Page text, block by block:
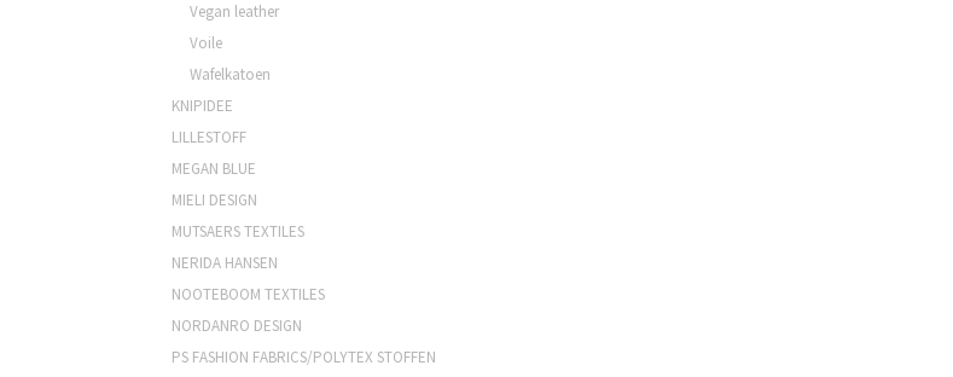
Vegan leather
Voile
Wafelkatoen
KNIPIDEE
LILLESTOFF
MEGAN BLUE
MIELI DESIGN
MUTSAERS TEXTILES
NERIDA HANSEN
NOOTEBOOM TEXTILES
NORDANRO DESIGN
PS FASHION FABRICS/POLYTEX STOFFEN